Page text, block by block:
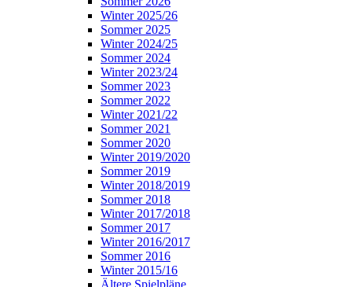
Winter 2025/26
Sommer 2025
Winter 2024/25
Sommer 2024
Winter 2023/24
Sommer 2023
Sommer 2022
Winter 2021/22
Sommer 2021
Sommer 2020
Winter 2019/2020
Sommer 2019
Winter 2018/2019
Sommer 2018
Winter 2017/2018
Sommer 2017
Winter 2016/2017
Sommer 2016
Winter 2015/16
Ältere Spielpläne